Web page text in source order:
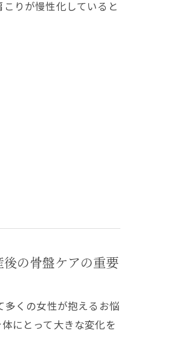
りが慢性化していると
の骨盤ケアの重要
多くの女性が抱えるお悩
にとって大きな変化を